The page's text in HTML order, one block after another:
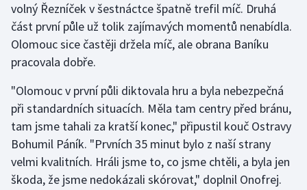
Krasobruslení
Lezení
Moderní pětiboj
Motorsport
Olympijské hry
volný Řezníček v šestnáctce špatně trefil míč. Druhá
část první půle už tolik zajímavých momentů nenabídla.
Olomouc sice častěji držela míč, ale obrana Baníku
pracovala dobře.
"Olomouc v první půli diktovala hru a byla nebezpečná
při standardních situacích. Měla tam centry před bránu,
tam jsme tahali za kratší konec," připustil kouč Ostravy
Bohumil Páník. "Prvních 35 minut bylo z naší strany
velmi kvalitních. Hráli jsme to, co jsme chtěli, a byla jen
škoda, že jsme nedokázali skórovat," doplnil Onofrej.